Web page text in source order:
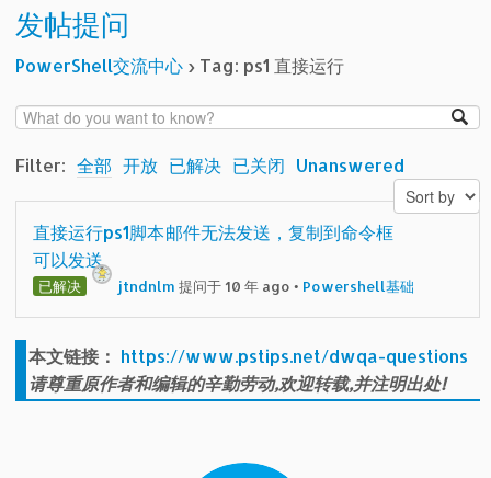
发帖提问
PowerShell交流中心 › Tag: ps1 直接运行
Filter: 全部 开放 已解决 已关闭 Unanswered
直接运行ps1脚本邮件无法发送，复制到命令框
可以发送
已解决 jtndnlm 提问于 10 年 ago • Powershell基础
本文链接： https://www.pstips.net/dwqa-questions
请尊重原作者和编辑的辛勤劳动,欢迎转载,并注明出处!